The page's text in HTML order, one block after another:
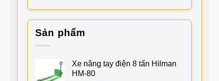
Sản phẩm
Xe nâng tay điện 8 tấn Hilman
HM-80